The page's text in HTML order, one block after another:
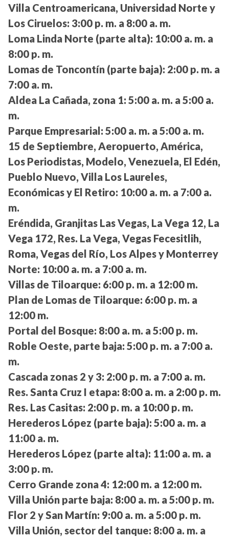
Villa Centroamericana, Universidad Norte y
Los Ciruelos: 3:00 p. m. a 8:00 a. m.
Loma Linda Norte (parte alta): 10:00 a. m. a
8:00 p. m.
Lomas de Toncontín (parte baja): 2:00 p. m. a
7:00 a. m.
Aldea La Cañada, zona 1: 5:00 a. m. a 5:00 a.
m.
Parque Empresarial: 5:00 a. m. a 5:00 a. m.
15 de Septiembre, Aeropuerto, América,
Los Periodistas, Modelo, Venezuela, El Edén,
Pueblo Nuevo, Villa Los Laureles,
Económicas y El Retiro: 10:00 a. m. a 7:00 a.
m.
Eréndida, Granjitas Las Vegas, La Vega 12, La
Vega 172, Res. La Vega, Vegas Fecesitlih,
Roma, Vegas del Río, Los Alpes y Monterrey
Norte: 10:00 a. m. a 7:00 a. m.
Villas de Tiloarque: 6:00 p. m. a 12:00 m.
Plan de Lomas de Tiloarque: 6:00 p. m. a
12:00 m.
Portal del Bosque: 8:00 a. m. a 5:00 p. m.
Roble Oeste, parte baja: 5:00 p. m. a 7:00 a.
m.
Cascada zonas 2 y 3: 2:00 p. m. a 7:00 a. m.
Res. Santa Cruz I etapa: 8:00 a. m. a 2:00 p. m.
Res. Las Casitas: 2:00 p. m. a 10:00 p. m.
Herederos López (parte baja): 5:00 a. m. a
11:00 a. m.
Herederos López (parte alta): 11:00 a. m. a
3:00 p. m.
Cerro Grande zona 4: 12:00 m. a 12:00 m.
Villa Unión parte baja: 8:00 a. m. a 5:00 p. m.
Flor 2 y San Martín: 9:00 a. m. a 5:00 p. m.
Villa Unión, sector del tanque: 8:00 a. m. a